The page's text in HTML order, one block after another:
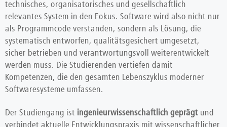
technisches, organisatorisches und gesellschaftlich
relevantes System in den Fokus. Software wird also nicht nur
als Programmcode verstanden, sondern als Lösung, die
systematisch entworfen, qualitätsgesichert umgesetzt,
sicher betrieben und verantwortungsvoll weiterentwickelt
werden muss. Die Studierenden vertiefen damit
Kompetenzen, die den gesamten Lebenszyklus moderner
Softwaresysteme umfassen.
Der Studiengang ist ingenieurwissenschaftlich geprägt und